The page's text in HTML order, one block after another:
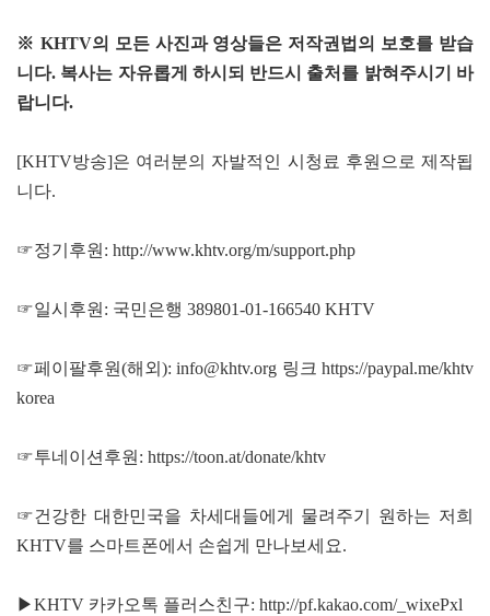
※ KHTV의 모든 사진과 영상들은 저작권법의 보호를 받습
니다. 복사는 자유롭게 하시되 반드시 출처를 밝혀주시기 바
랍니다.
[KHTV방송]은 여러분의 자발적인 시청료 후원으로 제작됩
니다.
☞정기후원: http://www.khtv.org/m/support.php
☞일시후원: 국민은행 389801-01-166540 KHTV
☞페이팔후원(해외): info@khtv.org 링크 https://paypal.me/khtv
korea
☞투네이션후원: https://toon.at/donate/khtv
☞건강한 대한민국을 차세대들에게 물려주기 원하는 저희
KHTV를 스마트폰에서 손쉽게 만나보세요.
▶KHTV 카카오톡 플러스친구: http://pf.kakao.com/_wixePxl